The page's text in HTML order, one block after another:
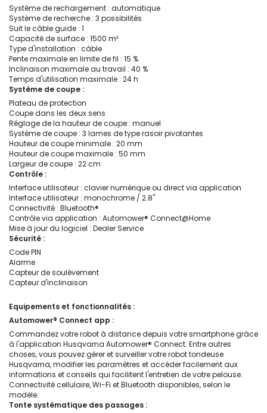
Système de rechargement : automatique
Système de recherche : 3 possibilités
Suit le câble guide : 1
Capacité de surface : 1500 m²
Type d'installation : câble
Pente maximale en limite de fil : 15 %
Inclinaison maximale au travail : 40 %
Temps d'utilisation maximale : 24 h
Système de coupe :
Plateau de protection
Coupe dans les deux sens
Réglage de la hauteur de coupe : manuel
Système de coupe : 3 lames de type rasoir pivotantes
Hauteur de coupe minimale : 20 mm
Hauteur de coupe maximale : 50 mm
Largeur de coupe : 22 cm
Contrôle :
Interface utilisateur : clavier numérique ou direct via application
Interface utilisateur : monochrome / 2.8''
Connectivité : Bluetooth®
Contrôle via application : Automower® Connect@Home
Mise à jour du logiciel : Dealer Service
Sécurité :
Code PIN
Alarme
Capteur de soulèvement
Capteur d'inclinaison
Equipements et fonctionnalités :
Automower® Connect app :
Commandez votre robot à distance depuis votre smartphone grâce
à l'application Husqvarna Automower® Connect. Entre autres
choses, vous pouvez gérer et surveiller votre robot tondeuse
Husqvarna, modifier les paramètres et accéder facilement aux
informations et conseils qui facilitent l'entretien de votre pelouse.
Connectivité cellulaire, Wi-Fi et Bluetooth disponibles, selon le
modèle.
Tonte systématique des passages :